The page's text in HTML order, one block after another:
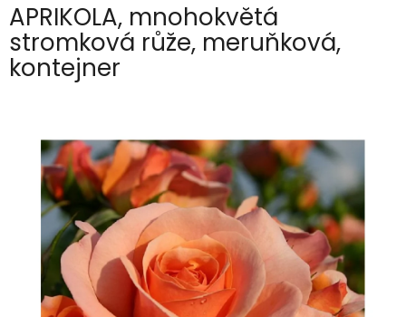
APRIKOLA, mnohokvětá
stromková růže, meruňková,
kontejner